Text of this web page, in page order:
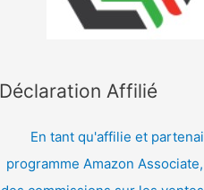
Déclaration Affilié
En tant qu'affilie et
programme Amazon